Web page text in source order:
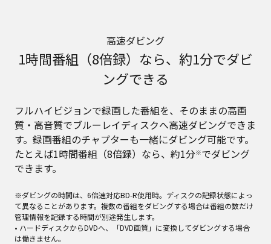
高速ダビング
1時間番組（8倍録）なら、約1分でダビ
ングできる
フルハイビジョンで録画した番組を、そのままの高画
質・高音質でブルーレイディスクへ高速ダビングできま
す。録画番組のチャプターも一緒にダビング可能です。
たとえば1時間番組（8倍録）なら、約1分※でダビング
できます。
※ダビングの時間は、6倍速対応BD-R使用時。ディスクの記録状態によっ
て異なることがあります。複数の番組をダビングする場合は番組の数だけ
管理情報を記録する時間が別途発生します。
• ハードディスクからDVDへ、「DVD画質」に変換してダビングする場合
は働きません。